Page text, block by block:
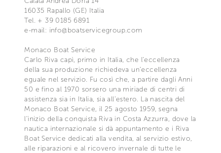
16035 Rapallo (GE) Italia
Tel. + 39 0185 6891
e-mail: info@boatservicegroup.com
Monaco Boat Service
Carlo Riva capì, primo in Italia, che l’eccellenza
della sua produzione richiedeva un’eccellenza
eguale nel servizio. Fu così che, a partire dagli Anni
50 e fino al 1970 sorsero una miriade di centri di
assistenza sia in Italia, sia all’estero. La nascita del
Monaco Boat Service, il 25 agosto 1959, segna
l’inizio della conquista Riva in Costa Azzurra, dove la
nautica internazionale si dà appuntamento e i Riva
Boat Service dedicati alla vendita, al servizio estivo,
alle riparazioni e al ricovero invernale di tutte le